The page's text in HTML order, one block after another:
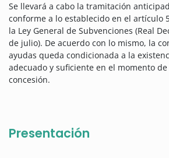
Se llevará a cabo la tramitación
conforme a lo establecido en el artículo
la Ley General de Subvenciones (Real
de julio). De acuerdo con lo mismo, la
ayudas queda condicionada a la
adecuado y suficiente en el momento
concesión.
Presentación